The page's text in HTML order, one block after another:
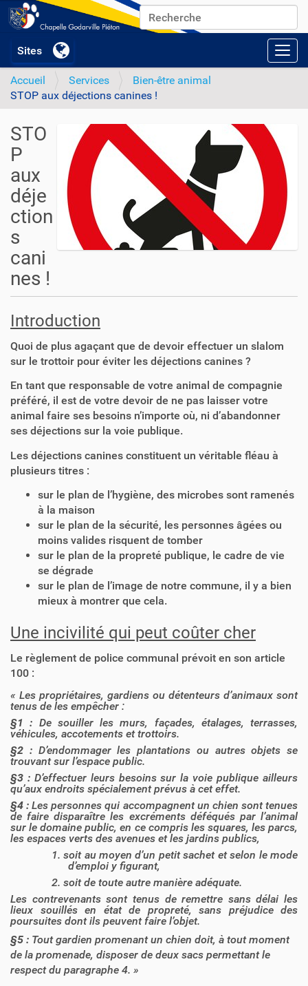
Chercher par
Recherche avancée…
Accueil Services
Bien-être animal
STOP aux déjections canines !
STO
P
aux
déje
ction
s
cani
nes !
Introduction
Quoi de plus agaçant que de devoir effectuer un slalom
sur le trottoir pour éviter les déjections canines ?
En tant que responsable de votre animal de compagnie
préféré, il est de votre devoir de ne pas laisser votre
animal faire ses besoins n’importe où, ni d’abandonner
ses déjections sur la voie publique.
Les déjections canines constituent un véritable fléau à
plusieurs titres :
sur le plan de l’hygiène, des microbes sont ramenés
à la maison
sur le plan de la sécurité, les personnes âgées ou
moins valides risquent de tomber
sur le plan de la propreté publique, le cadre de vie
se dégrade
sur le plan de l’image de notre commune, il y a bien
mieux à montrer que cela.
Une incivilité qui peut coûter cher
Le règlement de police communal prévoit en son article
100 :
« Les propriétaires, gardiens ou détenteurs d’animaux sont
tenus de les empêcher :
§1 : De souiller les murs, façades, étalages, terrasses,
véhicules, accotements et trottoirs.
§2 : D’endommager les plantations ou autres objets se
trouvant sur l’espace public.
§3 : D’effectuer leurs besoins sur la voie publique ailleurs
qu’aux endroits spécialement prévus à cet effet.
§4 :Les personnes qui accompagnent un chien sont tenues
de faire disparaître les excréments déféqués par l’animal
sur le domaine public, en ce compris les squares, les parcs,
les espaces verts des avenues et les jardins publics,
1. soit au moyen d’un petit sachet et selon le mode
d’emploi y figurant,
2. soit de toute autre manière adéquate.
Les contrevenants sont tenus de remettre sans délai les
lieux souillés en état de propreté, sans préjudice des
poursuites dont ils peuvent faire l’objet.
§5 : Tout gardien promenant un chien doit, à tout moment
de la promenade, disposer de deux sacs permettant le
respect du paragraphe 4. »